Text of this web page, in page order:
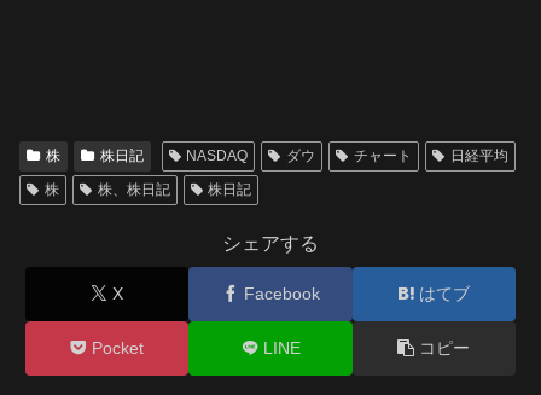
株 株日記 NASDAQ ダウ チャート
日経平均
株
株、株日記 株日記
シェアする
X Facebook はてブ
Pocket LINE コピー